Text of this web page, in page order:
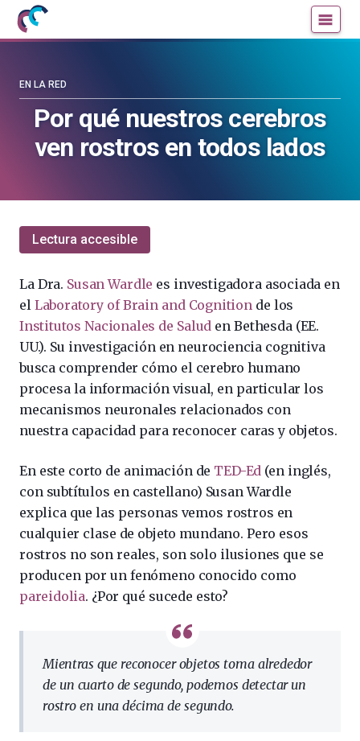
Mujeres
con
Cultura
Científica
la
blog
Cultura
Científica
la
Por qué nuestros cerebros
ven rostros en todos lados
EN LA RED
Lectura accesible
La Dra. Susan Wardle es investigadora asociada en
el Laboratory of Brain and Cognitionde los
Institutos Nacionales de Salud en Bethesda (EE.
UU.). Su investigación en neurociencia cognitiva
busca comprender cómo el cerebro humano
procesa la información visual, en particular los
mecanismos neuronales relacionados con
nuestra capacidad para reconocer caras y objetos.
En este corto de animación de TED-Ed (en inglés,
con subtítulos en castellano) Susan Wardle
explica que las personas vemos rostros en
cualquier clase de objeto mundano. Pero esos
rostros no son reales, son solo ilusiones que se
producen por un fenómeno conocido como
pareidolia. ¿Por qué sucede esto?
Mientras que reconocer objetos toma alrededor
de un cuarto de segundo, podemos detectar un
rostro en una décima de segundo.